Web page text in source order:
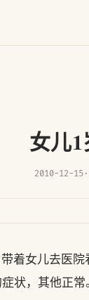
女儿
2010-12-15·
着女儿去医
状，其他正常